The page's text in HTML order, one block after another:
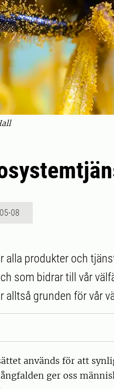
08
alla produkter och
som bidrar till vår
alltså grunden för vår
används för att
ger oss